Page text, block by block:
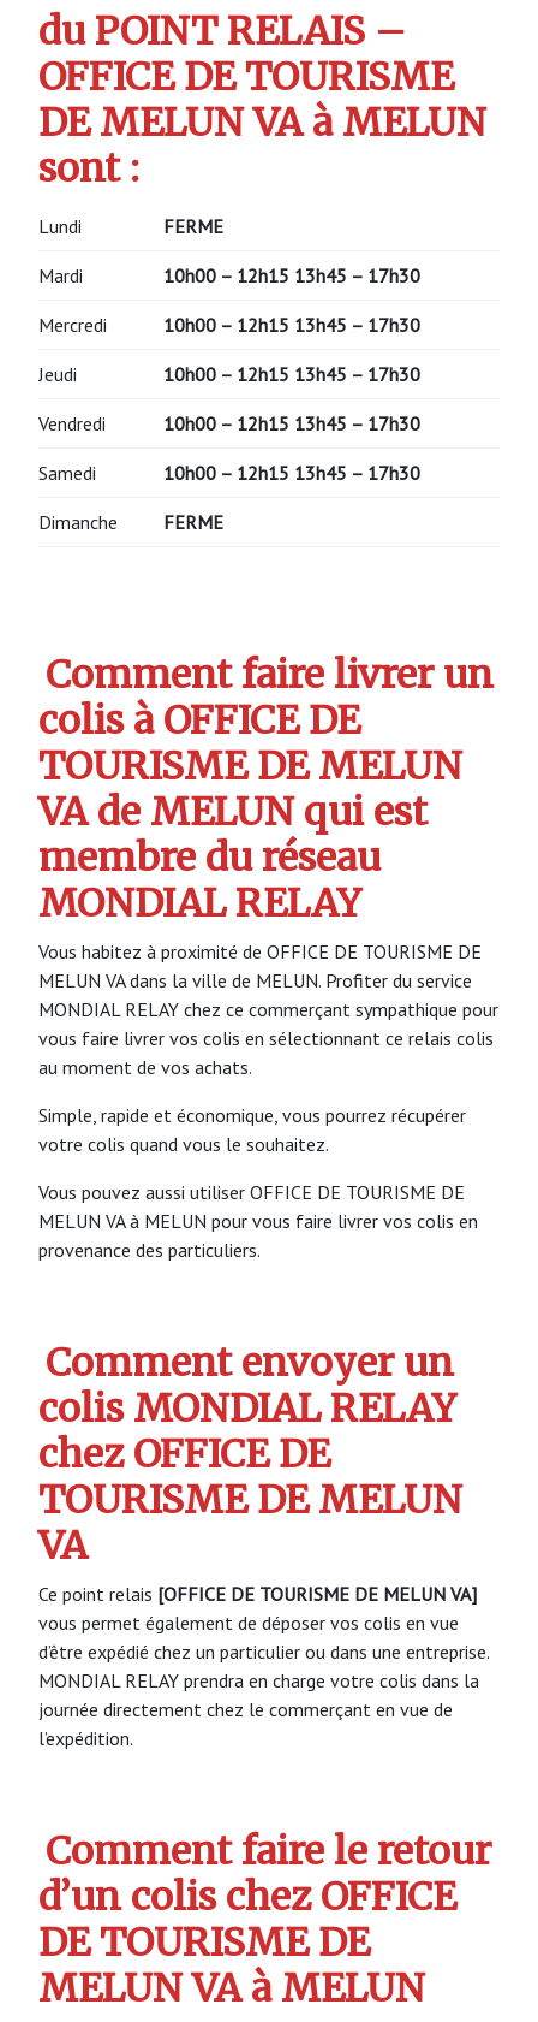
du POINT RELAIS –
OFFICE DE TOURISME
DE MELUN VA à MELUN
sont :
Lundi FERME
Mardi 10h00 – 12h15 13h45 – 17h30
Mercredi 10h00 – 12h15 13h45 – 17h30
Jeudi 10h00 – 12h15 13h45 – 17h30
Vendredi 10h00 – 12h15 13h45 – 17h30
Samedi 10h00 – 12h15 13h45 – 17h30
Dimanche FERME
Comment faire livrer un
colis à OFFICE DE
TOURISME DE MELUN
VA de MELUN qui est
membre du réseau
MONDIAL RELAY
Vous habitez à proximité de OFFICE DE TOURISME DE
MELUN VA dans la ville de MELUN. Profiter du service
MONDIAL RELAY chez ce commerçant sympathique pour
vous faire livrer vos colis en sélectionnant ce relais colis
au moment de vos achats.
Simple, rapide et économique, vous pourrez récupérer
votre colis quand vous le souhaitez.
Vous pouvez aussi utiliser OFFICE DE TOURISME DE
MELUN VA à MELUN pour vous faire livrer vos colis en
provenance des particuliers.
Comment envoyer un
colis MONDIAL RELAY
chez OFFICE DE
TOURISME DE MELUN
VA
Ce point relais [OFFICE DE TOURISME DE MELUN VA]
vous permet également de déposer vos colis en vue
d’être expédié chez un particulier ou dans une entreprise.
MONDIAL RELAY prendra en charge votre colis dans la
journée directement chez le commerçant en vue de
l’expédition.
Comment faire le retour
d’un colis chez OFFICE
DE TOURISME DE
MELUN VA à MELUN